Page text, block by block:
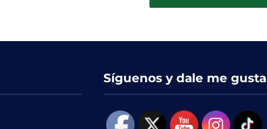
Síguenos y dale me gusta